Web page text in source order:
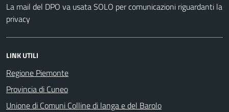
La mail del DPO va usata SOLO per comunicazioni riguardanti la
privacy
LINK UTILI
Regione Piemonte
Provincia di Cuneo
Unione di Comuni Colline di langa e del Barolo